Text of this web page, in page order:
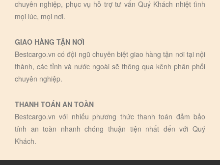
chuyên nghiệp, phục vụ hỗ trợ tư vấn Quý Khách nhiệt tình
mọi lúc, mọi nơi.
GIAO HÀNG TẬN NƠI
Bestcargo.vn có đội ngũ chuyên biệt giao hàng tận nơi tại nội
thành, các tỉnh và nước ngoài sẽ thông qua kênh phân phối
chuyên nghiệp.
THANH TOÁN AN TOÀN
Bestcargo.vn với nhiếu phương thức thanh toán đảm bảo
tính an toàn nhanh chóng thuận tiện nhất đến với Quý
Khách.